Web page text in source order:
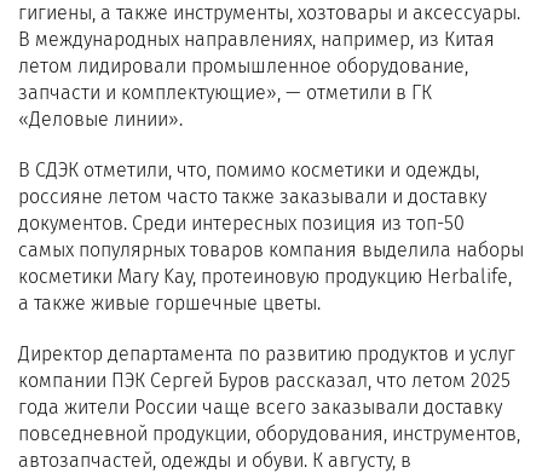
гигиены, а также инструменты, хозтовары и аксессуары.
В международных направлениях, например, из Китая
летом лидировали промышленное оборудование,
запчасти и комплектующие», — отметили в ГК
«Деловые линии».
В СДЭК отметили, что, помимо косметики и одежды,
россияне летом часто также заказывали и доставку
документов. Среди интересных позиция из топ-50
самых популярных товаров компания выделила наборы
косметики Mary Kay, протеиновую продукцию Herbalife,
а также живые горшечные цветы.
Директор департамента по развитию продуктов и услуг
компании ПЭК Сергей Буров рассказал, что летом 2025
года жители России чаще всего заказывали доставку
повседневной продукции, оборудования, инструментов,
автозапчастей, одежды и обуви. К августу, в